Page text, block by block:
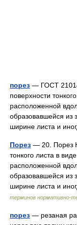
порез — ГОСТ
поверхности
расположенной
образовавшейся из
ширине листа и
Порез — 20. Порез
тонкого листа в
расположенной
образовавшейся из
ширине листа и
терминов нормативно-
порез — резаная